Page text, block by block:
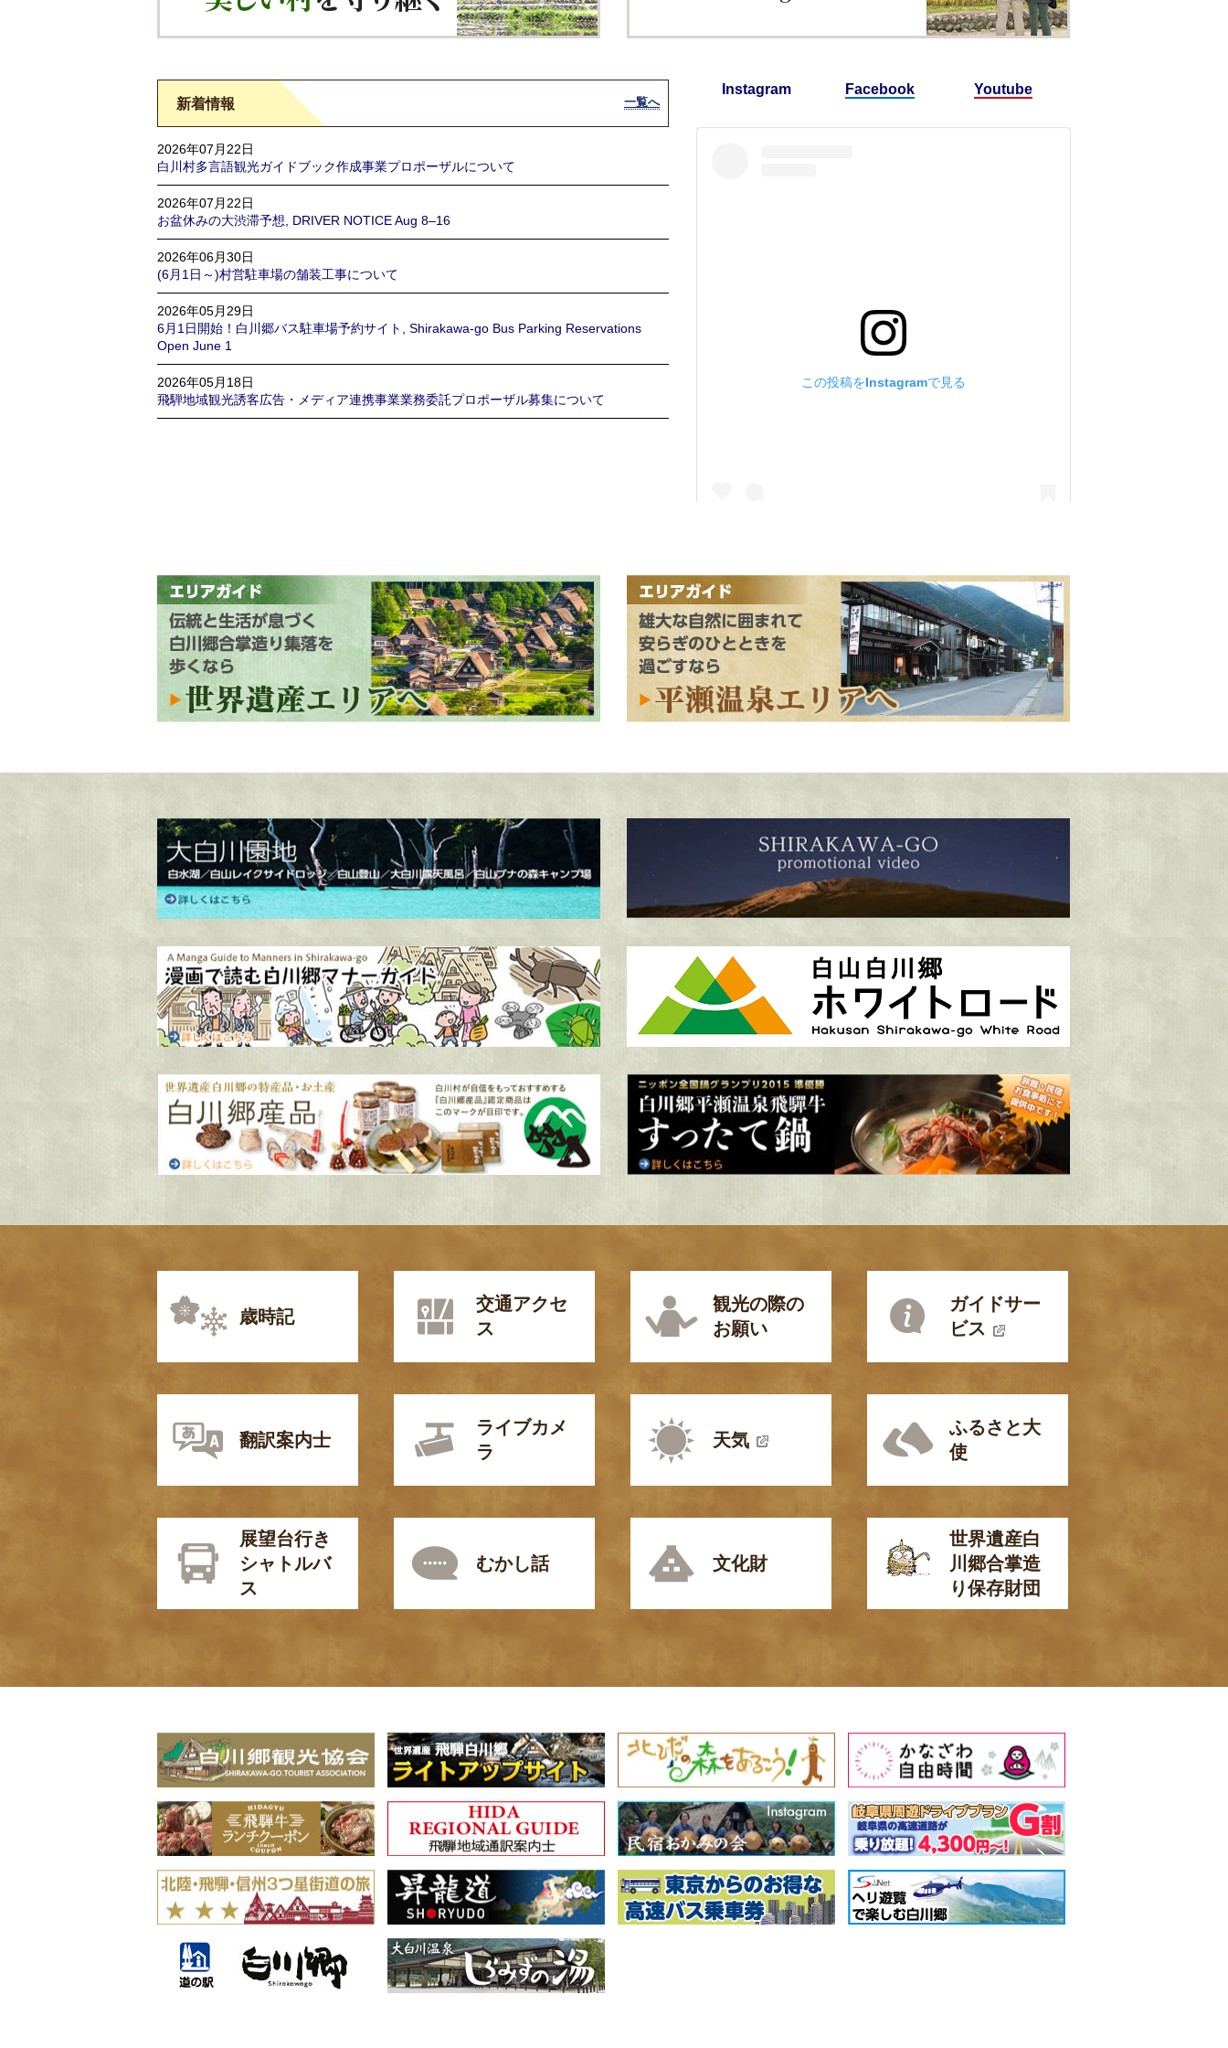
新着情報 一覧へ
2026年07月22日
白川村多言語観光ガイドブック作成事業プロポーザルについて
2026年07月22日
お盆休みの大渋滞予想, DRIVER NOTICE Aug 8–16
2026年06月30日
(6月1日～)村営駐車場の舗装工事について
2026年05月29日
6月1日開始！白川郷バス駐車場予約サイト, Shirakawa-go Bus Parking Reservations
Open June 1
2026年05月18日
飛騨地域観光誘客広告・メディア連携事業業務委託プロポーザル募集について
Instagram Facebook Youtube
この投稿をInstagramで見る
Shirakawago 白川郷(@shirakawa_go)がシェアした投稿
歳時記
交通アクセ
ス
観光の際の
お願い
ガイドサー
ビス
翻訳案内士
ライブカメ
ラ
天気
ふるさと大
使
展望台行き
シャトルバ
ス
むかし話 文化財
世界遺産白
川郷合掌造
り保存財団